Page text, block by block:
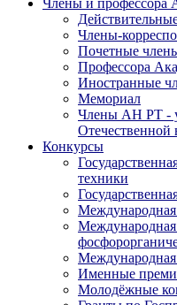
Члены-
Почетные
Профессора
Иностранные
Мемориал
Члены АН РТ -
Отечественной
Конкурсы
техники
Международная
Именные
Молодёжные